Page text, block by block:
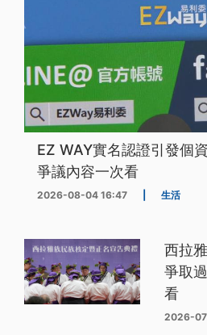
EZ WAY實名認證引發個
爭議內容一次看
2026-08-04 16:47 生活
西拉
爭取
看
2026-